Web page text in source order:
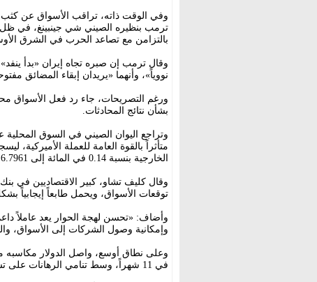
وفي الوقت ذاته، تراقب الأسواق عن كثب
ترمب بنظيره الصيني شي جينبينغ، في
بالتزامن مع تصاعد الحرب في الشرق
وقال ترمب إن صبره تجاه إيران «بدأ
نووياً»، وأنهما «يريدان إبقاء المضائق
ورغم التصريحات، جاء رد فعل الأسواق
بشأن نتائج المحادثات.
وتراجع اليوان الصيني في السوق
الخارجية بنسبة 0.14 في المائة إلى 6.7961 يوان للدولار.
وقال كليف تشاو، كبير الاقتصاديين في
توقعات الأسواق، ويحمل طابعاً إيجابياً
وأضاف: «تحسن لهجة الحوار يعد عاملاً
وإمكانية وصول الشركات إلى الأسواق،
وعلى نطاق أوسع، واصل الدولار مكاسبه
في 11 شهراً، وسط تنامي الرهانات على تشديد السياسة النقدية الأميركية خلال الفترة المقبلة.